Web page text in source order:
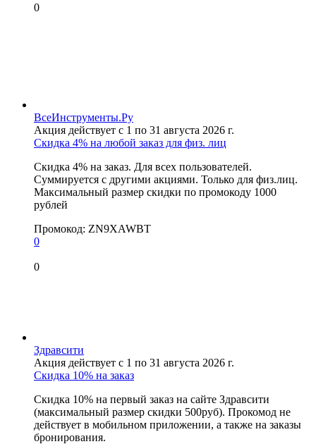
0
ВсеИнструменты.Ру
Акция действует с 1 по 31 августа 2026 г.
Скидка 4% на любой заказ для физ. лиц
Скидка 4% на заказ. Для всех пользователей.
Суммируется с другими акциями. Только для физ.лиц.
Максимальный размер скидки по промокоду 1000
рублей
Промокод: ZN9XAWBT
0
0
Здравсити
Акция действует с 1 по 31 августа 2026 г.
Скидка 10% на заказ
Скидка 10% на первый заказ на сайте Здравсити
(максимальный размер скидки 500руб). Прокомод не
действует в мобильном приложении, а также на заказы
бронирования.